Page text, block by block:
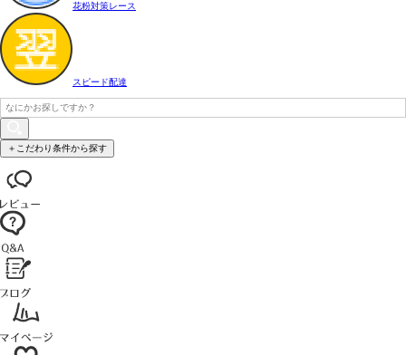
花粉対策レース
スピード配達
＋こだわり条件から探す